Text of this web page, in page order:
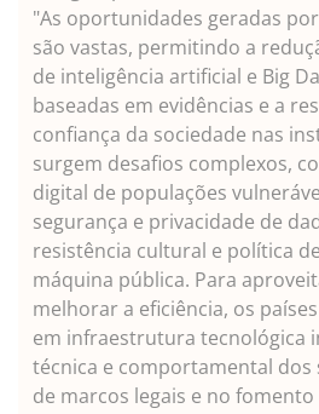
"As oportunidades geradas
são vastas, permitindo a
de inteligência artificial e Big
baseadas em evidências e a
confiança da sociedade nas
surgem desafios complexos,
digital de populações
segurança e privacidade de
resistência cultural e política
máquina pública. Para
melhorar a eficiência, os
em infraestrutura tecnológica
técnica e comportamental dos
de marcos legais e no